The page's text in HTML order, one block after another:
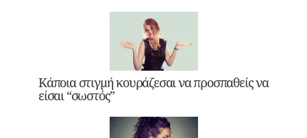
Κάποια στιγμή κουράζεσαι να προσπαθείς να
είσαι “σωστός”